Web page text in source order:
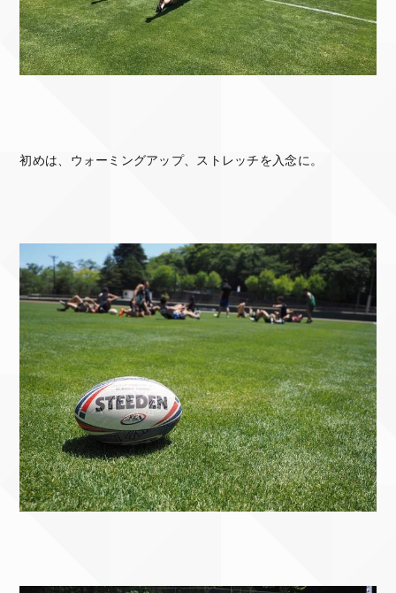
初めは、ウォーミングアップ、ストレッチを入念に。